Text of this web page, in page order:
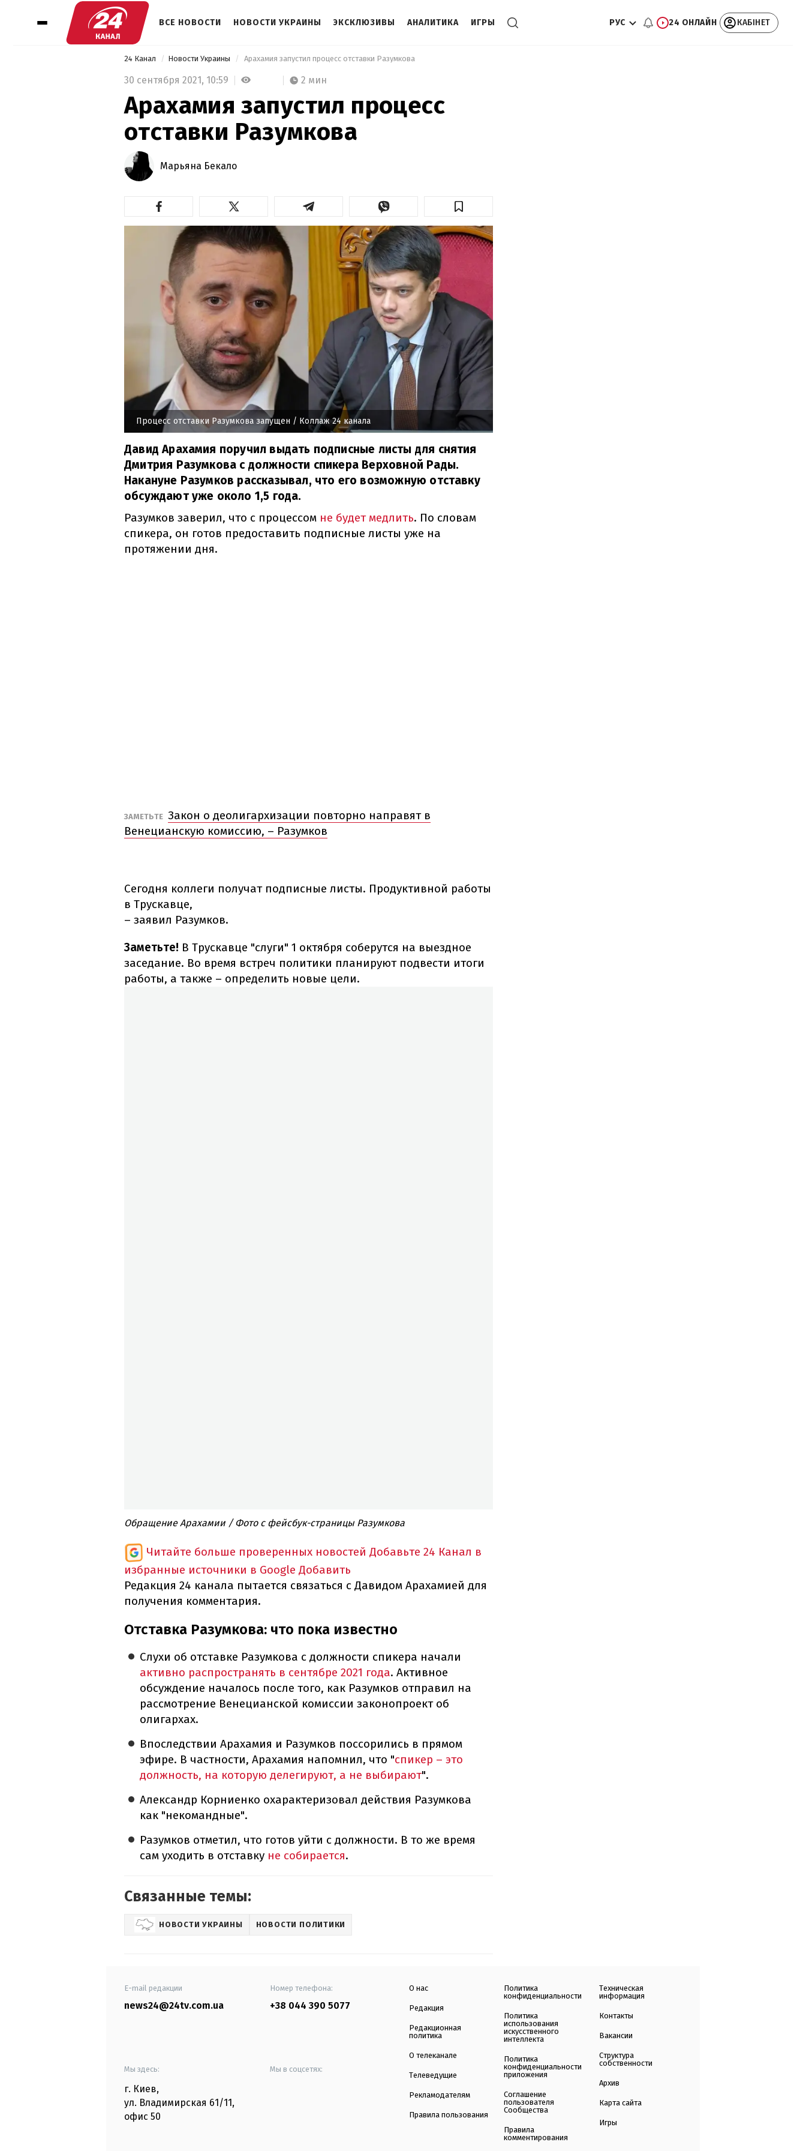
ВСЕ НОВОСТИ НОВОСТИ УКРАИНЫ ЭКСКЛЮЗИВЫ АНАЛИТИКА ИГРЫ РУС 24 ОНЛАЙН КАБІНЕТ
24 Канал Новости Украины Арахамия запустил процесс отставки Разумкова
30 сентября 2021, 10:59 2 мин
Арахамия запустил процесс
отставки Разумкова
Марьяна Бекало
Процесс отставки Разумкова запущен / Коллаж 24 канала
Давид Арахамия поручил выдать подписные листы для снятия
Дмитрия Разумкова с должности спикера Верховной Рады.
Накануне Разумков рассказывал, что его возможную отставку
обсуждают уже около 1,5 года.
Разумков заверил, что с процессом не будет медлить. По словам
спикера, он готов предоставить подписные листы уже на
протяжении дня.
ЗАМЕТЬТЕ Закон о деолигархизации повторно направят в
Венецианскую комиссию, – Разумков
Сегодня коллеги получат подписные листы. Продуктивной работы
в Трускавце,
– заявил Разумков.
Заметьте! В Трускавце "слуги" 1 октября соберутся на выездное
заседание. Во время встреч политики планируют подвести итоги
работы, а также – определить новые цели.
Обращение Арахамии / Фото с фейсбук-страницы Разумкова
Читайте больше проверенных новостей Добавьте 24 Канал в
избранные источники в Google Добавить
Редакция 24 канала пытается связаться с Давидом Арахамией для
получения комментария.
Отставка Разумкова: что пока известно
Слухи об отставке Разумкова с должности спикера начали
активно распространять в сентябре 2021 года. Активное
обсуждение началось после того, как Разумков отправил на
рассмотрение Венецианской комиссии законопроект об
олигархах.
Впоследствии Арахамия и Разумков поссорились в прямом
эфире. В частности, Арахамия напомнил, что "спикер – это
должность, на которую делегируют, а не выбирают".
Александр Корниенко охарактеризовал действия Разумкова
как "некомандные".
Разумков отметил, что готов уйти с должности. В то же время
сам уходить в отставку не собирается.
Связанные темы:
НОВОСТИ УКРАИНЫ НОВОСТИ ПОЛИТИКИ
E-mail редакции
news24@24tv.com.ua
Номер телефона:
+38 044 390 5077
Мы здесь:
г. Киев,
ул. Владимирская 61/11,
офис 50
Мы в соцсетях:
О нас
Редакция
Редакционная
политика
О телеканале
Телеведущие
Рекламодателям
Правила пользования
Политика
конфиденциальности
Политика
использования
искусственного
интеллекта
Политика
конфиденциальности
приложения
Соглашение
пользователя
Сообщества
Правила
комментирования
Техническая
информация
Контакты
Вакансии
Структура
собственности
Архив
Карта сайта
Игры